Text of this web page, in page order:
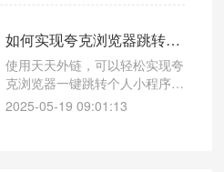
如何实现夸克浏览器跳转到个人小程序引流？浏览器跳转微信链接怎么弄？
使用天天外链，可以轻松实现夸
克浏览器一键跳转个人小程序，
助力企业高效引流。
2025-05-19 09:01:13